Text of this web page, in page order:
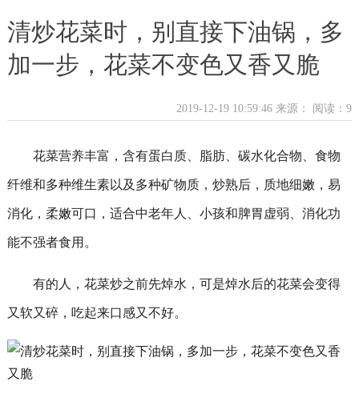
清炒花菜时，别直接下油锅，多
加一步，花菜不变色又香又脆
2019-12-19 10:59:46 来源： 阅读：9
花菜营养丰富，含有蛋白质、脂肪、碳水化合物、食物
纤维和多种维生素以及多种矿物质，炒熟后，质地细嫩，易
消化，柔嫩可口，适合中老年人、小孩和脾胃虚弱、消化功
能不强者食用。
有的人，花菜炒之前先焯水，可是焯水后的花菜会变得
又软又碎，吃起来口感又不好。